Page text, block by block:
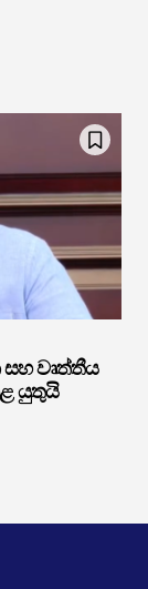
සහ වෘත්තීය
යුතුයි